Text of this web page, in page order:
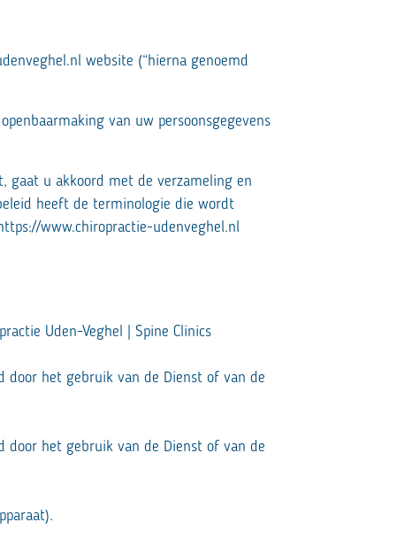
website (“hierna genoemd
van uw persoonsgegevens
gaat u akkoord met de verzameling en
heeft de terminologie die wordt
www.chiropractie-udenveghel.nl
Uden-Veghel | Spine Clinics
door het gebruik van de Dienst of van de
door het gebruik van de Dienst of van de